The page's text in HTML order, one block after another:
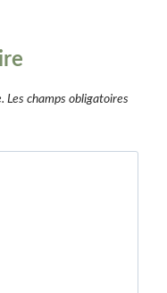
Les champs obligatoires